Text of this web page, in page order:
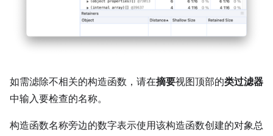
如需滤除不相关的构造函数，请在摘要视图顶部的类过滤器
中输入要检查的名称。
构造函数名称旁边的数字表示使用该构造函数创建的对象总